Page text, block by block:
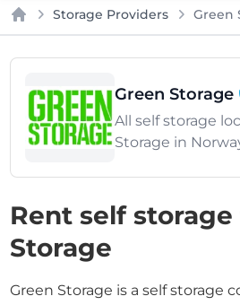
Home
Storage Providers Green
Green Storage
All self storage
Storage in
Rent self
Storage
Green Storage is a self storage